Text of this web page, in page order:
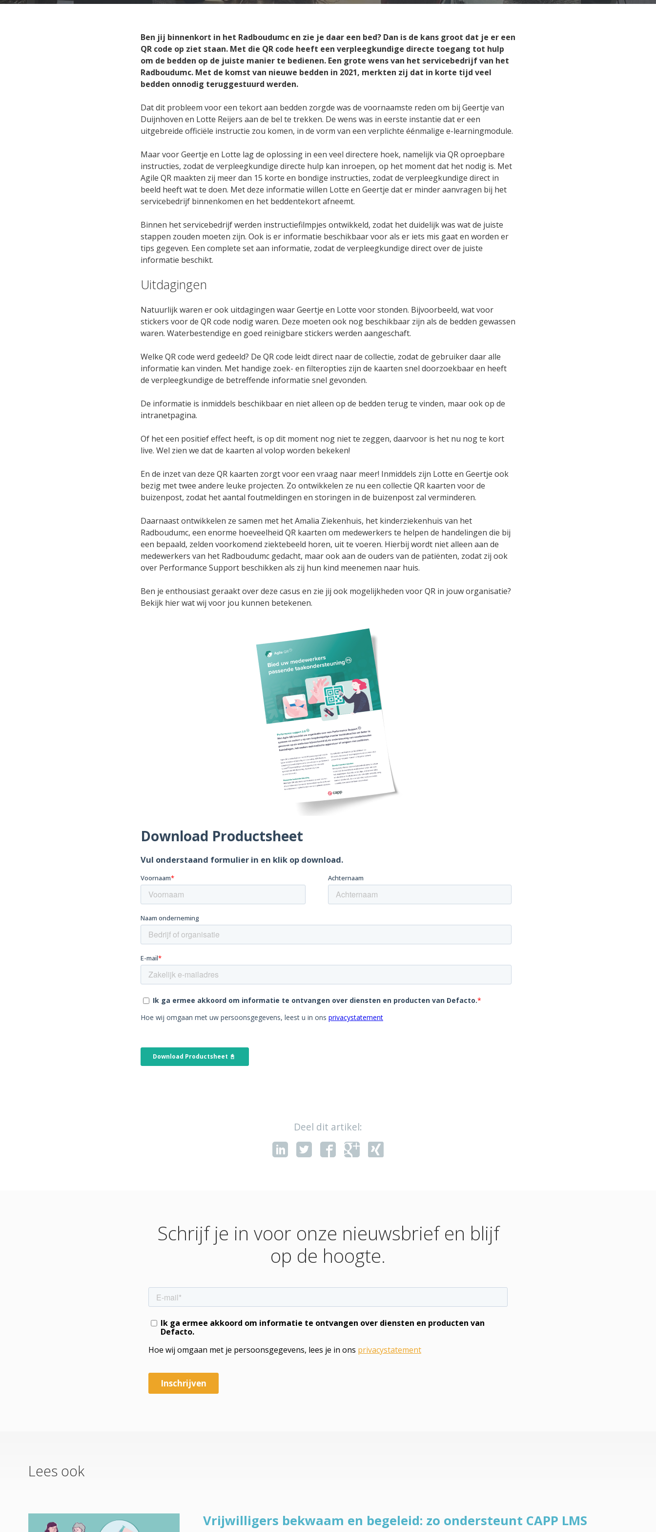
Agile QR
Bied uw medewerkers passende
taakondersteuning
Agile Programs
Ondersteun uw medewerkers in
langdurende leerprogramma's
Loopbaanontwikkeling voor uw
medewerkers
Ontwikkel laagdrempellig feedback
formulieren en vragenlijsten
Praktijkgerichte e-learning modules
en performance support voor
zorgprofessionals
Ben jij binnenkort in het Radboudumc en zie je daar een bed? Dan is de kans groot dat je er een
QR code op ziet staan. Met die QR code heeft een verpleegkundige directe toegang tot hulp
om de bedden op de juiste manier te bedienen. Een grote wens van het servicebedrijf van het
Radboudumc. Met de komst van nieuwe bedden in 2021, merkten zij dat in korte tijd veel
bedden onnodig teruggestuurd werden.
Dat dit probleem voor een tekort aan bedden zorgde was de voornaamste reden om bij Geertje van
Duijnhoven en Lotte Reijers aan de bel te trekken. De wens was in eerste instantie dat er een
uitgebreide officiële instructie zou komen, in de vorm van een verplichte éénmalige e-learningmodule.
Maar voor Geertje en Lotte lag de oplossing in een veel directere hoek, namelijk via QR oproepbare
instructies, zodat de verpleegkundige directe hulp kan inroepen, op het moment dat het nodig is. Met
Agile QR maakten zij meer dan 15 korte en bondige instructies, zodat de verpleegkundige direct in
beeld heeft wat te doen. Met deze informatie willen Lotte en Geertje dat er minder aanvragen bij het
servicebedrijf binnenkomen en het beddentekort afneemt.
Binnen het servicebedrijf werden instructiefilmpjes ontwikkeld, zodat het duidelijk was wat de juiste
stappen zouden moeten zijn. Ook is er informatie beschikbaar voor als er iets mis gaat en worden er
tips gegeven. Een complete set aan informatie, zodat de verpleegkundige direct over de juiste
informatie beschikt.
Uitdagingen
Natuurlijk waren er ook uitdagingen waar Geertje en Lotte voor stonden. Bijvoorbeeld, wat voor
stickers voor de QR code nodig waren. Deze moeten ook nog beschikbaar zijn als de bedden gewassen
waren. Waterbestendige en goed reinigbare stickers werden aangeschaft.
Welke QR code werd gedeeld? De QR code leidt direct naar de collectie, zodat de gebruiker daar alle
informatie kan vinden. Met handige zoek- en filteropties zijn de kaarten snel doorzoekbaar en heeft
de verpleegkundige de betreffende informatie snel gevonden.
De informatie is inmiddels beschikbaar en niet alleen op de bedden terug te vinden, maar ook op de
intranetpagina.
Of het een positief effect heeft, is op dit moment nog niet te zeggen, daarvoor is het nu nog te kort
live. Wel zien we dat de kaarten al volop worden bekeken!
En de inzet van deze QR kaarten zorgt voor een vraag naar meer! Inmiddels zijn Lotte en Geertje ook
bezig met twee andere leuke projecten. Zo ontwikkelen ze nu een collectie QR kaarten voor de
buizenpost, zodat het aantal foutmeldingen en storingen in de buizenpost zal verminderen.
Daarnaast ontwikkelen ze samen met het Amalia Ziekenhuis, het kinderziekenhuis van het
Radboudumc, een enorme hoeveelheid QR kaarten om medewerkers te helpen de handelingen die bij
een bepaald, zelden voorkomend ziektebeeld horen, uit te voeren. Hierbij wordt niet alleen aan de
medewerkers van het Radboudumc gedacht, maar ook aan de ouders van de patiënten, zodat zij ook
over Performance Support beschikken als zij hun kind meenemen naar huis.
Ben je enthousiast geraakt over deze casus en zie jij ook mogelijkheden voor QR in jouw organisatie?
Bekijk hier wat wij voor jou kunnen betekenen.
Deel dit artikel:
Schrijf je in voor onze nieuwsbrief en blijf
op de hoogte.
Lees ook
Vrijwilligers bekwaam en begeleid: zo ondersteunt CAPP LMS